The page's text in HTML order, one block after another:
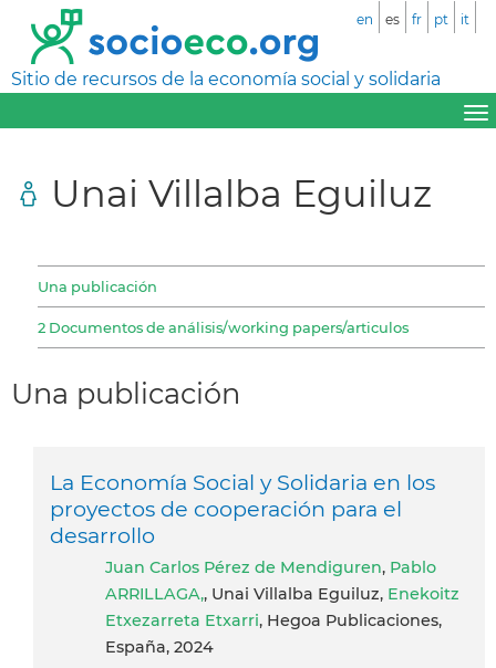
Sitio de recursos de la economía social y solidaria
en es fr pt it
Unai Villalba Eguiluz
Una publicación
2 Documentos de análisis/working papers/articulos
Una publicación
La Economía Social y Solidaria en los
proyectos de cooperación para el
desarrollo
Juan Carlos Pérez de Mendiguren, Pablo
ARRILLAGA,, Unai Villalba Eguiluz, Enekoitz
Etxezarreta Etxarri, Hegoa Publicaciones,
España, 2024